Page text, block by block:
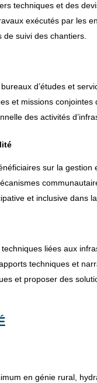
techniques et des
exécutés par les
suivi des chantiers.
d’études et
et missions conjointes
des activités
sur la gestion
et inclusive dans
liées aux
techniques et
et proposer des
en génie rural,